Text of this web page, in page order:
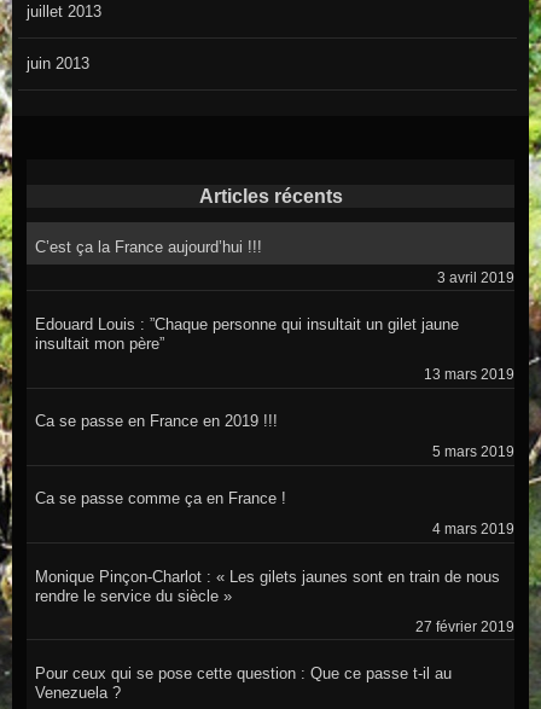
juillet 2013
juin 2013
Articles récents
C’est ça la France aujourd’hui !!!
3 avril 2019
Edouard Louis : ”Chaque personne qui insultait un gilet jaune
insultait mon père”
13 mars 2019
Ca se passe en France en 2019 !!!
5 mars 2019
Ca se passe comme ça en France !
4 mars 2019
Monique Pinçon-Charlot : « Les gilets jaunes sont en train de nous
rendre le service du siècle »
27 février 2019
Pour ceux qui se pose cette question : Que ce passe t-il au
Venezuela ?